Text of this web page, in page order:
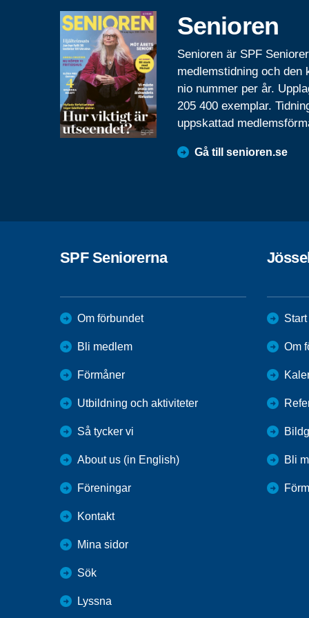
Senioren
Senioren är SPF
medlemstidning och den
nio nummer per år.
205 400 exemplar.
uppskattad
Gå till senioren.se
SPF Seniorerna
Om förbundet
Bli medlem
Förmåner
Utbildning och aktiviteter
Så tycker vi
About us (in English)
Föreningar
Kontakt
Mina sidor
Sök
Lyssna
Start
Om
Bli